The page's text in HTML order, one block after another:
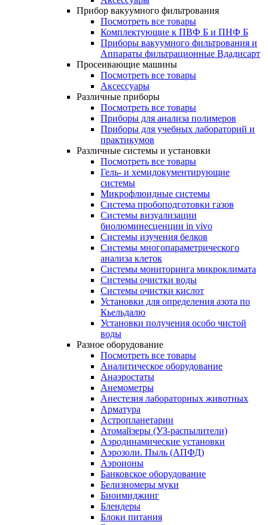
Прибор вакуумного фильтрования
Посмотреть все товары
Комплектующие к ПВФ Б и ПНФ Б
Приборы вакуумного фильтрования и
Аппараты фильтрационные Вдадисарт
Просеивающие машины
Посмотреть все товары
Аксессуары
Различные приборы
Посмотреть все товары
Приборы для анализа полимеров
Приборы для учебных лабораторий и
практикумов
Различные системы и установки
Посмотреть все товары
Гель- и хемидокументирующие
системы
Микрофлюидные системы
Система пробоподготовки газов
Системы визуализации
биолюминесценции in vivo
Системы изучения белков
Системы многопараметрического
анализа клеток
Системы мониторинга микроклимата
Системы очистки воды
Системы очистки кислот
Установки для определения азота по
Кьельдалю
Установки получения особо чистой
воды
Разное оборудование
Посмотреть все товары
Аналитическое оборудование
Анаэростаты
Анемометры
Анестезия лабораторных животных
Арматура
Астропланетарии
Атомайзеры (УЗ-распылители)
Аэродинамические установки
Аэрозоли. Пыль (АПФД)
Аэроионы
Банковское оборудование
Белизномеры муки
Биоимиджинг
Блендеры
Блоки питания